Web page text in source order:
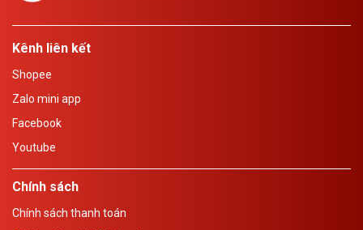
Kênh liên kết
Shopee
Zalo mini app
Facebook
Youtube
Chính sách
Chính sách thanh toán